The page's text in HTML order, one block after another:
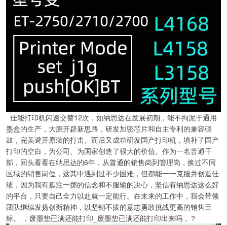
佳能打印机闪速交替12次，如纳思达在发展初期，能不拘泥于通用
墨盒的生产，大胆开辟新思路，研发加密芯片和自主专利的兼容硒
鼓，完美避开原装的打击。而后又成功研发国产打印机，填补了国产
打印的空白，为公司、为国家创造了很大的价值。作为一名普通干
部，回头看看在纳思达的6年，从普通的销售岗到管理岗，换过不同
区域的销售岗位，这其中遇到过不少困难，但都能一一克服并创造佳
绩，因为我有孤注一掷的信念和不服输的决心，坚信有纳思达这么好
的平台，只要自己全力以赴就一定能行。在未来的工作中，我会带领
团队继续发扬创新精神，以坚韧不拔的意志勇敢挑战更高的销售目
标。 ，废墨垫已满还能打印_废墨垫已满还能打印出来吗，？